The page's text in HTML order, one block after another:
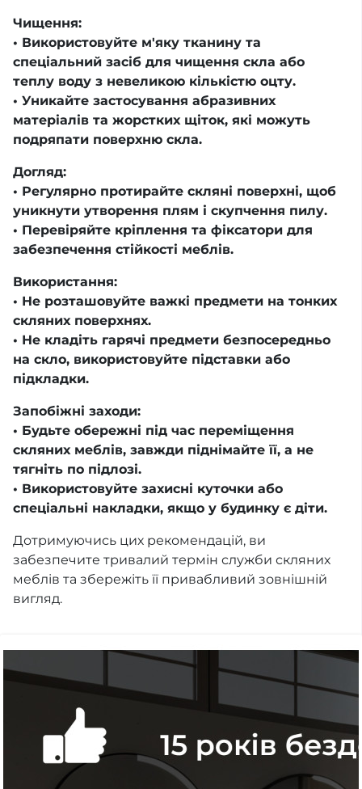
Чищення:
• Використовуйте м'яку тканину та
спеціальний засіб для чищення скла або
теплу воду з невеликою кількістю оцту.
• Уникайте застосування абразивних
матеріалів та жорстких щіток, які можуть
подряпати поверхню скла.
Догляд:
• Регулярно протирайте скляні поверхні, щоб
уникнути утворення плям і скупчення пилу.
• Перевіряйте кріплення та фіксатори для
забезпечення стійкості меблів.
Використання:
• Не розташовуйте важкі предмети на тонких
скляних поверхнях.
• Не кладіть гарячі предмети безпосередньо
на скло, використовуйте підставки або
підкладки.
Запобіжні заходи:
• Будьте обережні під час переміщення
скляних меблів, завжди піднімайте її, а не
тягніть по підлозі.
• Використовуйте захисні куточки або
спеціальні накладки, якщо у будинку є діти.
Дотримуючись цих рекомендацій, ви
забезпечите тривалий термін служби скляних
меблів та збережіть її привабливий зовнішній
вигляд.